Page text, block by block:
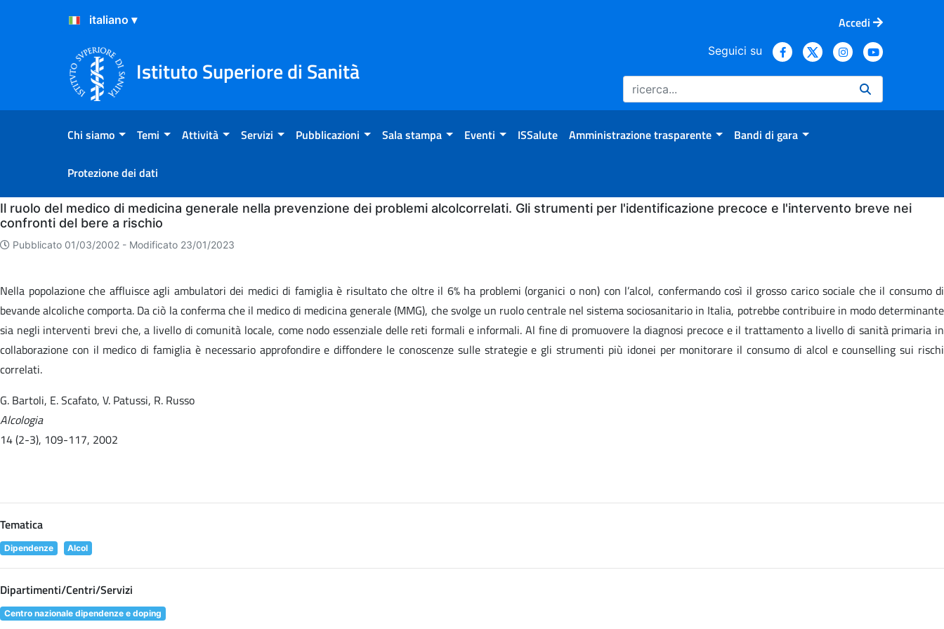
Salta al Contenuto
Salta al Footer
Accedi
Istituto Superiore di Sanità
Seguici su
Chi siamo Temi Attività Servizi Pubblicazioni Sala stampa Eventi ISSalute Amministrazione trasparente Bandi di gara
Protezione dei dati
Home
Il ruolo del medico di medicina generale nella prevenzione dei problemi alcolcorrelati. Gli strumenti per l'identificazione precoce e l'intervento breve nei
confronti del bere a rischio
Pubblicato 01/03/2002 - Modificato 23/01/2023
Nella popolazione che affluisce agli ambulatori dei medici di famiglia è risultato che oltre il 6% ha problemi (organici o non) con l’alcol, confermando così il grosso carico sociale che il consumo di
bevande alcoliche comporta. Da ciò la conferma che il medico di medicina generale (MMG), che svolge un ruolo centrale nel sistema sociosanitario in Italia, potrebbe contribuire in modo determinante
sia negli interventi brevi che, a livello di comunità locale, come nodo essenziale delle reti formali e informali. Al fine di promuovere la diagnosi precoce e il trattamento a livello di sanità primaria in
collaborazione con il medico di famiglia è necessario approfondire e diffondere le conoscenze sulle strategie e gli strumenti più idonei per monitorare il consumo di alcol e counselling sui rischi
correlati.
G. Bartoli, E. Scafato, V. Patussi, R. Russo
Alcologia
14 (2-3), 109-117, 2002
Tematica
Dipendenze Alcol
Dipartimenti/Centri/Servizi
Centro nazionale dipendenze e doping